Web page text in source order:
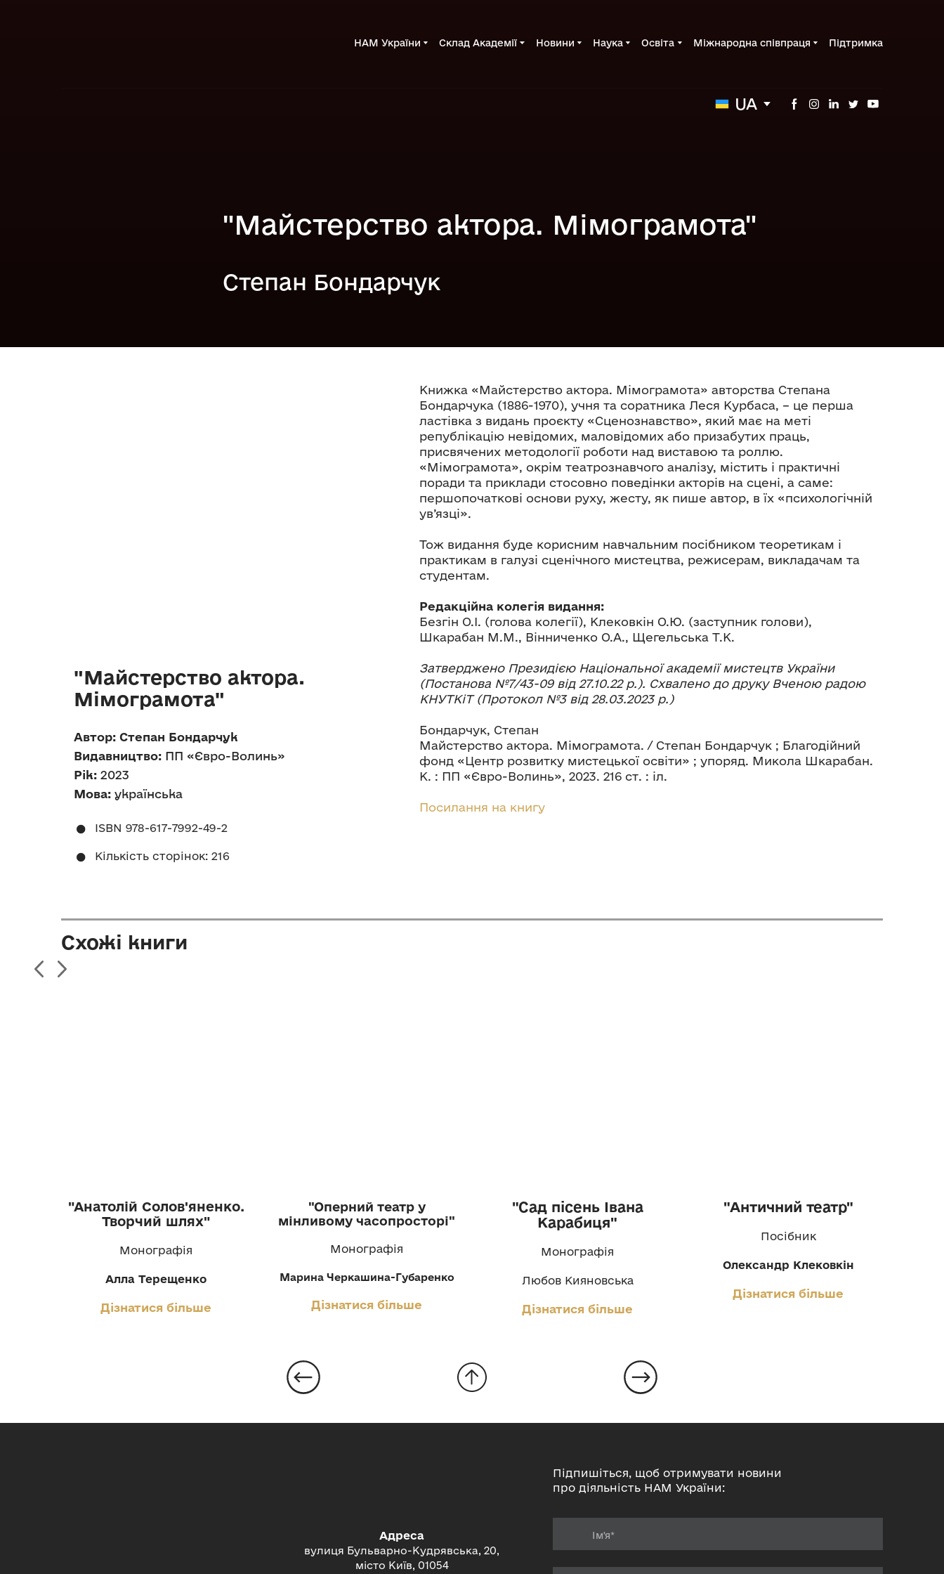
НАМ України Склад Академії Новини Наука Освіта Міжнародна співпраця Підтримка
UA
"Майстерство актора. Мімограмота"
Степан Бондарчук
"Майстерство актора.
Мімограмота"
Автор: Степан Бондарчук
Видавництво: ПП «Євро-Волинь»
Рік: 2023
Мова: українська
ISBN 978-617-7992-49-2
Кількість сторінок: 216
Книжка «Майстерство актора. Мімограмота» авторства Степана
Бондарчука (1886-1970), учня та соратника Леся Курбаса, – це перша
ластівка з видань проєкту «Сценознавство», який має на меті
републікацію невідомих, маловідомих або призабутих праць,
присвячених методології роботи над виставою та роллю.
«Мімограмота», окрім театрознавчого аналізу, містить і практичні
поради та приклади стосовно поведінки акторів на сцені, а саме:
першопочаткові основи руху, жесту, як пише автор, в їх «психологічній
ув’язці».
Тож видання буде корисним навчальним посібником теоретикам і
практикам в галузі сценічного мистецтва, режисерам, викладачам та
студентам.
Редакційна колегія видання:
Безгін О.І. (голова колегії), Клековкін О.Ю. (заступник голови),
Шкарабан М.М., Вінниченко О.А., Щегельська Т.К.
Затверджено Президією Національної академії мистецтв України
(Постанова №7/43-09 від 27.10.22 р.). Схвалено до друку Вченою радою
КНУТКіТ (Протокол №3 від 28.03.2023 р.)
Бондарчук, Степан
Майстерство актора. Мімограмота. / Степан Бондарчук ; Благодійний
фонд «Центр розвитку мистецької освіти» ; упоряд. Микола Шкарабан.
К. : ПП «Євро-Волинь», 2023. 216 ст. : іл.
Посилання на книгу
Схожі книги
"Анатолій Солов'яненко.
Творчий шлях"
Монографія
Алла Терещенко
Дізнатися більше
"Оперний театр у
мінливому часопросторі"
Монографія
Марина Черкашина-Губаренко
Дізнатися більше
"Сад пісень Івана
Карабиця"
Монографія
Любов Кияновська
Дізнатися більше
"Античний театр"
Посібник
Олександр Клековкін
Дізнатися більше
Адреса
вулиця Бульварно-Кудрявська, 20,
місто Київ, 01054
Підпишіться, щоб отримувати новини
про діяльність НАМ України: